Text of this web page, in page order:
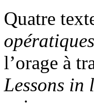
Quatre
l’orage à
Lessons in